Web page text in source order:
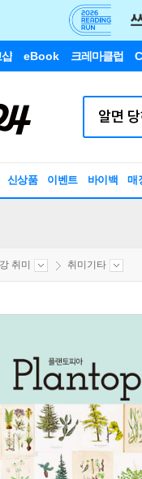
eBook 크레마클럽
신상품 이벤트 바이백 매
취미 취미기타